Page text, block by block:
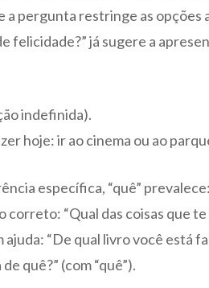
a pergunta restringe as opções
felicidade?” já sugere a
indefinida).
hoje: ir ao cinema ou ao
específica, “quê”
correto: “Qual das coisas que
“De qual livro você está
quê?” (com “quê”).